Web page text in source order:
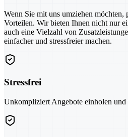
Wenn Sie mit uns umziehen
Vorteilen. Wir bieten Ihnen nicht nur
auch eine Vielzahl von
einfacher und stressfreier machen.
Stressfrei
Unkompliziert Angebote einholen und